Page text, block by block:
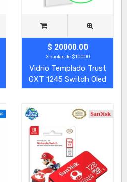
$ 20000.00
3 cuotas de $10000
Vidrio Templado Trust
GXT 1245 Switch Oled